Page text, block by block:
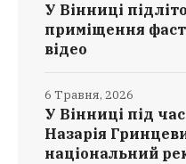
У Вінниці
приміщення
відео
У Вінниці під час
Назарія
національний
6 Травня, 2026